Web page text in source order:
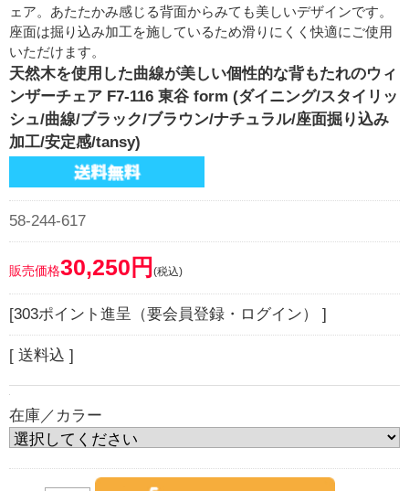
ェア。あたたかみ感じる背面からみても美しいデザインです。
座面は掘り込み加工を施しているため滑りにくく快適にご使用
いただけます。
天然木を使用した曲線が美しい個性的な背もたれのウィ
ンザーチェア F7-116 東谷 form (ダイニング/スタイリッ
シュ/曲線/ブラック/ブラウン/ナチュラル/座面掘り込み
加工/安定感/tansy)
58-244-617
販売価格30,250円 (税込)
[303ポイント進呈（要会員登録・ログイン） ]
[ 送料込 ]
在庫／カラー